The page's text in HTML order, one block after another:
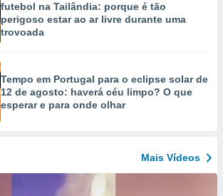
futebol na Tailândia: porque é tão
perigoso estar ao ar livre durante uma
trovoada
Tempo em Portugal para o eclipse solar de
12 de agosto: haverá céu limpo? O que
esperar e para onde olhar
Mais Vídeos